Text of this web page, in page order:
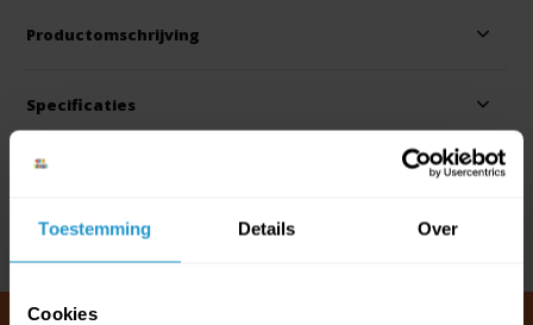
Toestemming Details Over
Cookies
Productomschrijving
Specificaties
Reviews